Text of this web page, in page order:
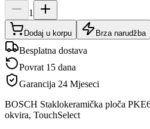
1
Dodaj u korpu Brza narudžba
Besplatna dostava
Povrat 15 dana
Garancija 24 Mjeseci
BOSCH Staklokeramička ploča
okvira, TouchSelect